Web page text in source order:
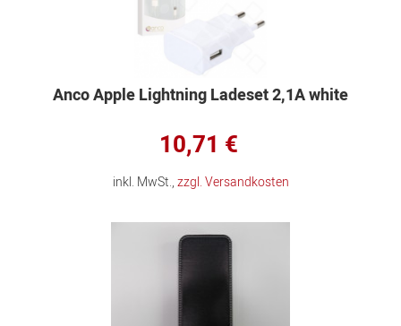
Anco Apple Lightning Ladeset 2,1A white
10,71 €
inkl. MwSt.,zzgl. Versandkosten